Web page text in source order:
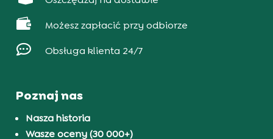
 Możesz zapłacić przy odbiorze
 Obsługa klienta 24/7
Poznaj nas
Nasza historia
Wasze oceny (30 000+)